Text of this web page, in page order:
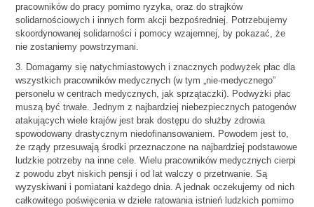
pracowników do pracy pomimo ryzyka, oraz do strajków
solidarnościowych i innych form akcji bezpośredniej. Potrzebujemy
skoordynowanej solidarności i pomocy wzajemnej, by pokazać, że
nie zostaniemy powstrzymani.
3. Domagamy się natychmiastowych i znacznych podwyżek płac dla
wszystkich pracowników medycznych (w tym „nie-medycznego”
personelu w centrach medycznych, jak sprzątaczki). Podwyżki płac
muszą być trwałe. Jednym z najbardziej niebezpiecznych patogenów
atakujących wiele krajów jest brak dostępu do służby zdrowia
spowodowany drastycznym niedofinansowaniem. Powodem jest to,
że rządy przesuwają środki przeznaczone na najbardziej podstawowe
ludzkie potrzeby na inne cele. Wielu pracowników medycznych cierpi
z powodu zbyt niskich pensji i od lat walczy o przetrwanie. Są
wyzyskiwani i pomiatani każdego dnia. A jednak oczekujemy od nich
całkowitego poświęcenia w dziele ratowania istnień ludzkich pomimo